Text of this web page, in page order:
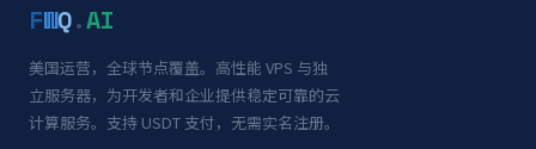
FWQ.AI
美国运营，全球节点覆盖。高性能 VPS 与独
立服务器，为开发者和企业提供稳定可靠的云
计算服务。支持 USDT 支付，无需实名注册。